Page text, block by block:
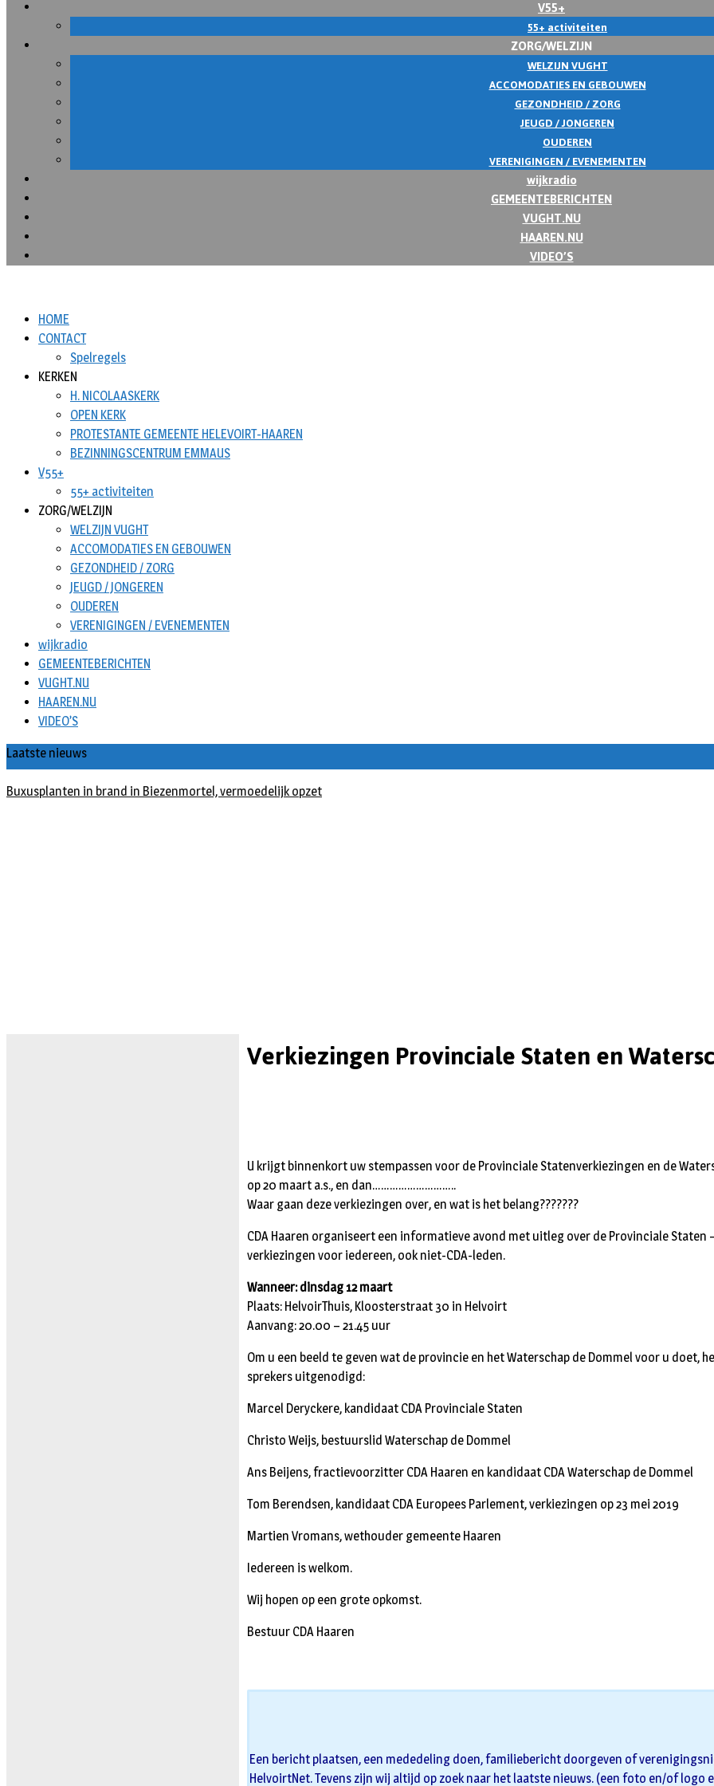
V55+
55+ activiteiten
ZORG/WELZIJN
WELZIJN VUGHT
ACCOMODATIES EN GEBOUWEN
GEZONDHEID / ZORG
JEUGD / JONGEREN
OUDEREN
VERENIGINGEN / EVENEMENTEN
wijkradio
GEMEENTEBERICHTEN
VUGHT.NU
HAAREN.NU
VIDEO’S
HOME
CONTACT
Spelregels
KERKEN
H. NICOLAASKERK
OPEN KERK
PROTESTANTE GEMEENTE HELEVOIRT-HAAREN
BEZINNINGSCENTRUM EMMAUS
V55+
55+ activiteiten
ZORG/WELZIJN
WELZIJN VUGHT
ACCOMODATIES EN GEBOUWEN
GEZONDHEID / ZORG
JEUGD / JONGEREN
OUDEREN
VERENIGINGEN / EVENEMENTEN
wijkradio
GEMEENTEBERICHTEN
VUGHT.NU
HAAREN.NU
VIDEO’S
Laatste nieuws
Buxusplanten in brand in Biezenmortel, vermoedelijk opzet
Verkiezingen Provinciale Staten en
U krijgt binnenkort uw stempassen voor de Provinciale Statenverkiezingen en de
op 20 maart a.s., en dan………………………..
Waar gaan deze verkiezingen over, en wat is het belang???????
CDA Haaren organiseert een informatieve avond met uitleg over de Provinciale Staten
verkiezingen voor iedereen, ook niet-CDA-leden.
Wanneer: dinsdag 12 maart
Plaats: HelvoirThuis, Kloosterstraat 30 in Helvoirt
Aanvang: 20.00 – 21.45 uur
Om u een beeld te geven wat de provincie en het Waterschap de Dommel voor u doet,
sprekers uitgenodigd:
Marcel Deryckere, kandidaat CDA Provinciale Staten
Christo Weijs, bestuurslid Waterschap de Dommel
Ans Beijens, fractievoorzitter CDA Haaren en kandidaat CDA Waterschap de Dommel
Tom Berendsen, kandidaat CDA Europees Parlement, verkiezingen op 23 mei 2019
Martien Vromans, wethouder gemeente Haaren
Iedereen is welkom.
Wij hopen op een grote opkomst.
Bestuur CDA Haaren
Een bericht plaatsen, een mededeling doen, familiebericht doorgeven of
HelvoirtNet. Tevens zijn wij altijd op zoek naar het laatste nieuws. (een foto en/of logo